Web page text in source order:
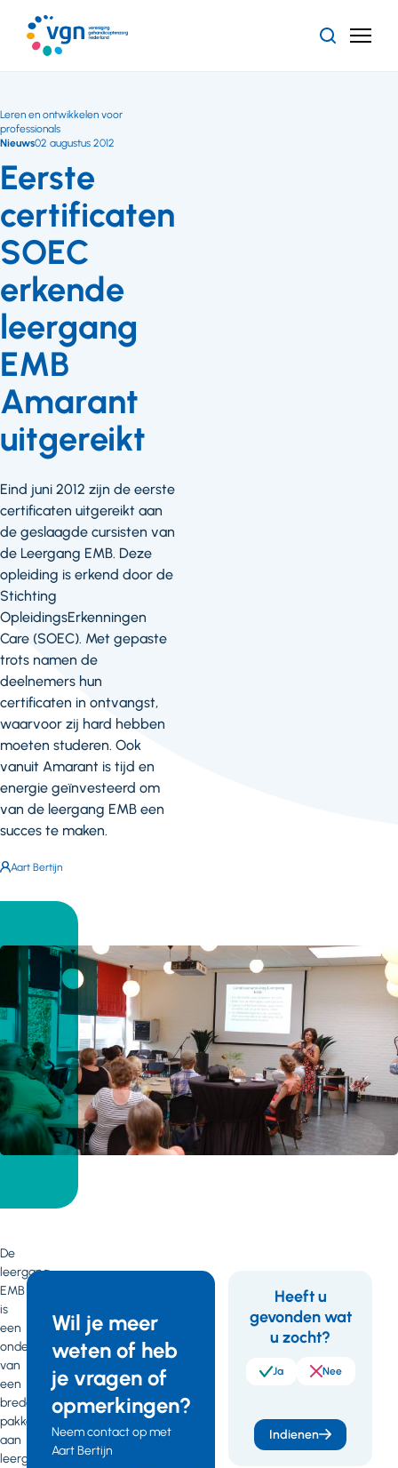
naar
hoofdinhoud
ZoekenMenu
Eerste
certificaten
SOEC
erkende
leergang
EMB
Amarant
uitgereikt
Leren en ontwikkelen voor
professionals
Nieuws02 augustus 2012
Eind juni 2012 zijn de eerste
certificaten uitgereikt aan
de geslaagde cursisten van
de Leergang EMB. Deze
opleiding is erkend door de
Stichting
OpleidingsErkenningen
Care (SOEC). Met gepaste
trots namen de
deelnemers hun
certificaten in ontvangst,
waarvoor zij hard hebben
moeten studeren. Ook
vanuit Amarant is tijd en
energie geïnvesteerd om
van de leergang EMB een
succes te maken.
Auteur:
Aart Bertijn
De
leergang
EMB
is
een
onderdeel
van
een
breder
pakket
aan
leergangen
Wil je meer
weten of heb
je vragen of
opmerkingen?
Neem contact op met
Aart Bertijn
Feedback
Heeft u
gevonden wat
u zocht?
Ja Nee
Indienen